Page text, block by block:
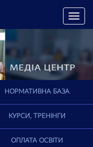
T
o
e
i
a
НОРМАТИВНА БАЗА
КУРСИ, ТРЕНІНГИ
ОПЛАТА ОСВІТИ